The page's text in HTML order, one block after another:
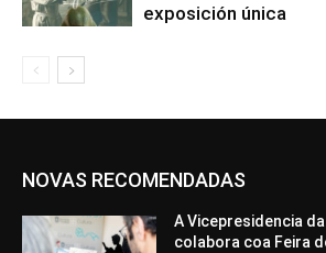
exposición única
NOVAS RECOMENDADAS
A Vicepresidencia
colabora coa Feira